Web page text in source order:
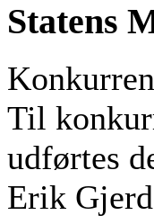
Statens
Til
udførtes
Erik